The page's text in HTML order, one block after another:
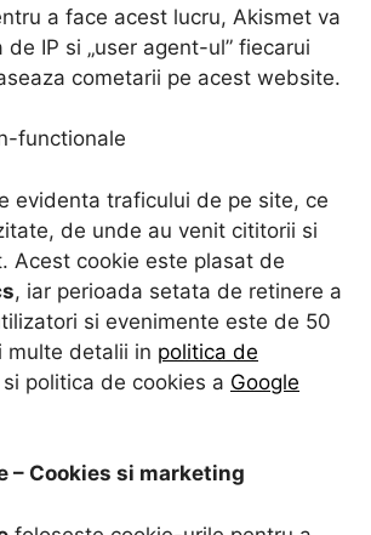
a face acest lucru, Akismet va
IP si „user agent-ul” fiecarui
cometarii pe acest website.
functionale
evidenta traficului de pe site, ce
de unde au venit cititorii si
Acest cookie este plasat de
, iar perioada setata de retinere a
si evenimente este de 50
multe detalii in politica de
si politica de cookies a Google
– Cookies si marketing